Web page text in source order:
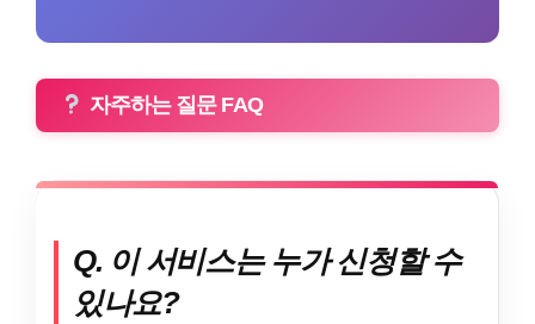
자주하는 질문 FAQ
Q. 이 서비스는 누가 신청할 수
있나요?